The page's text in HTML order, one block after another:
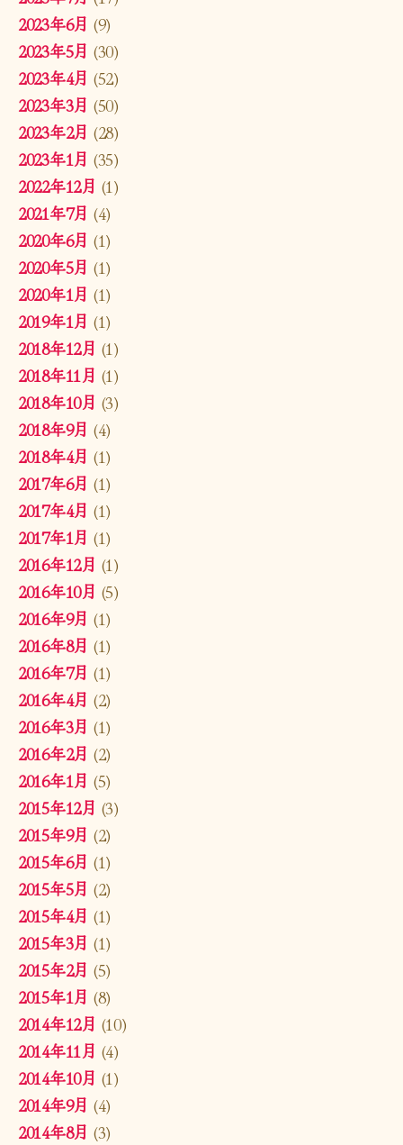
2023年6月 (9)
2023年5月 (30)
2023年4月 (52)
2023年3月 (50)
2023年2月 (28)
2023年1月 (35)
2022年12月 (1)
2021年7月 (4)
2020年6月 (1)
2020年5月 (1)
2020年1月 (1)
2019年1月 (1)
2018年12月 (1)
2018年11月 (1)
2018年10月 (3)
2018年9月 (4)
2018年4月 (1)
2017年6月 (1)
2017年4月 (1)
2017年1月 (1)
2016年12月 (1)
2016年10月 (5)
2016年9月 (1)
2016年8月 (1)
2016年7月 (1)
2016年4月 (2)
2016年3月 (1)
2016年2月 (2)
2016年1月 (5)
2015年12月 (3)
2015年9月 (2)
2015年6月 (1)
2015年5月 (2)
2015年4月 (1)
2015年3月 (1)
2015年2月 (5)
2015年1月 (8)
2014年12月 (10)
2014年11月 (4)
2014年10月 (1)
2014年9月 (4)
2014年8月 (3)